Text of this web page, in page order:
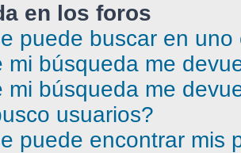
en los foros
puede buscar en uno
mi búsqueda me
mi búsqueda me
usuarios?
puede encontrar mis